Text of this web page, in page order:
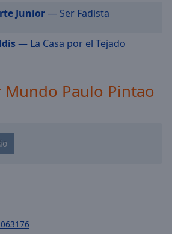
Junior— Ser Fadista
— La Casa por el Tejado
Mundo Paulo Pintao